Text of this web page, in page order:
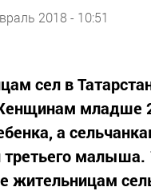
2018 - 10:51
сел в
младше
а
малыша.
жительницам